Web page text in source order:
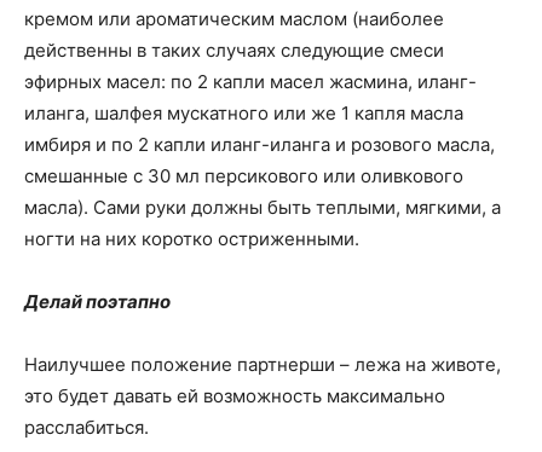
кремом или ароматическим маслом (наиболее
действенны в таких случаях следующие смеси
эфирных масел: по 2 капли масел жасмина, иланг-
иланга, шалфея мускатного или же 1 капля масла
имбиря и по 2 капли иланг-иланга и розового масла,
смешанные с 30 мл персикового или оливкового
масла). Сами руки должны быть теплыми, мягкими, а
ногти на них коротко остриженными.
Делай поэтапно
Наилучшее положение партнерши – лежа на животе,
это будет давать ей возможность максимально
расслабиться.